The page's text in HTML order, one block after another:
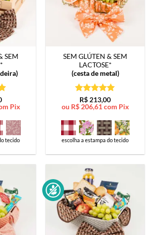
SEM
5
Pix
tecido
SEM GLÚTEN & SEM
LACTOSE*
(cesta de metal)
Avaliação5
de 5
R$ 213,00
ou R$206,61 com Pix
escolha a estampa do tecido